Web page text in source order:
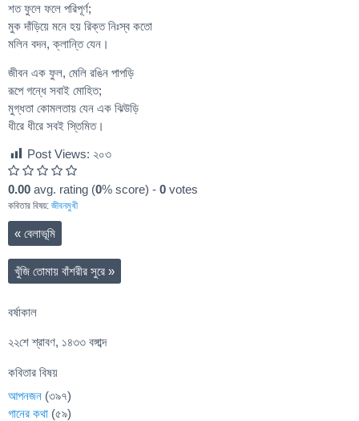
শত ফুলে ফলে পরিপূর্ণ;
মুক দাঁড়িয়ে মনে হয় রিক্ত নিঃস্ব কতো
মলিন বদন, ক্লান্তি যেন।
জীবন এক ফুল, মেলি রঙিন পাপড়ি
রূপে গন্ধে সবাই মোহিত;
মুগ্ধতা কোমলতায় যেন এক ঝিউড়ি
ধীরে ধীরে সবই স্তিমিত।
Post Views: ২০৩
0.00 avg. rating (0% score) - 0 votes
কবিতার বিষয়: জীবনমুখী
« বেলাভূমি
খুঁজি তোমায় বাঁশরীর সুরে »
বর্ষাকাল
২২শে শ্রাবণ, ১৪৩৩ বঙ্গাব্দ
কবিতার বিষয়
আপনজন (৩৯৭)
গানের কথা (৫৯)